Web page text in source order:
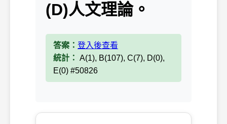
(D)人文理論。
答案： 登入後查看
統計： A(1), B(107), C(7), D(0),
E(0) #50826